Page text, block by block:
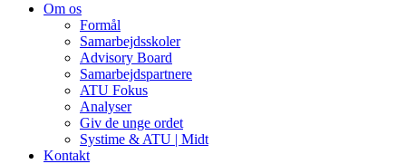
Om os
Formål
Samarbejdsskoler
Advisory Board
Samarbejdspartnere
ATU Fokus
Analyser
Giv de unge ordet
Systime & ATU | Midt
Kontakt